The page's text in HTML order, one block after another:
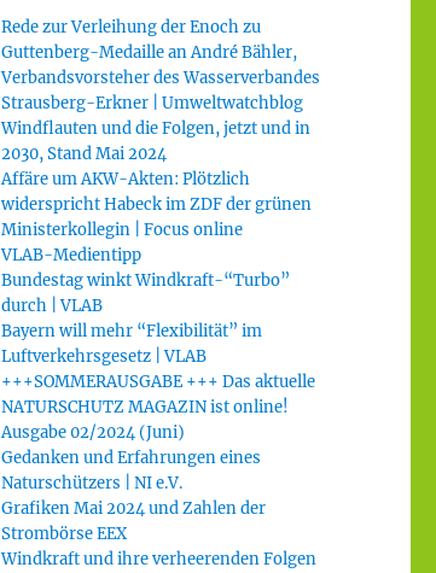
Rede zur Verleihung der Enoch zu
Guttenberg-Medaille an André Bähler,
Verbandsvorsteher des Wasserverbandes
Strausberg-Erkner | Umweltwatchblog
Windflauten und die Folgen, jetzt und in
2030, Stand Mai 2024
Affäre um AKW-Akten: Plötzlich
widerspricht Habeck im ZDF der grünen
Ministerkollegin | Focus online
VLAB-Medientipp
Bundestag winkt Windkraft-“Turbo”
durch | VLAB
Bayern will mehr “Flexibilität” im
Luftverkehrsgesetz | VLAB
+++SOMMERAUSGABE +++ Das aktuelle
NATURSCHUTZ MAGAZIN ist online!
Ausgabe 02/2024 (Juni)
Gedanken und Erfahrungen eines
Naturschützers | NI e.V.
Grafiken Mai 2024 und Zahlen der
Strombörse EEX
Windkraft und ihre verheerenden Folgen